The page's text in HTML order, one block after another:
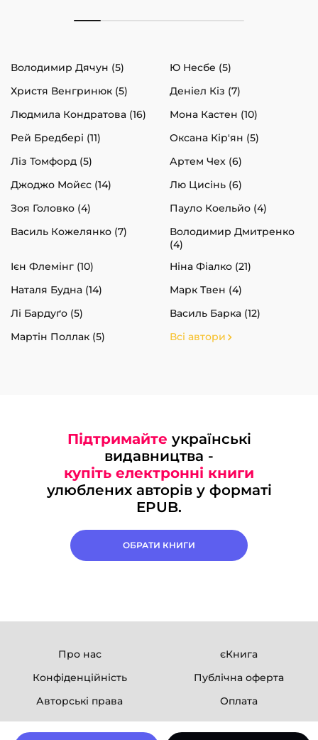
Володимир Дячун (5)
Ю Несбе (5)
Христя Венгринюк (5)
Деніел Кіз (7)
Людмила Кондратова (16)
Мона Кастен (10)
Рей Бредбері (11)
Оксана Кір'ян (5)
Ліз Томфорд (5)
Артем Чех (6)
Джоджо Мойєс (14)
Лю Цисінь (6)
Зоя Головко (4)
Пауло Коельйо (4)
Василь Кожелянко (7)
Володимир Дмитренко
(4)
Ієн Флемінг (10)
Ніна Фіалко (21)
Наталя Будна (14)
Марк Твен (4)
Лі Бардуґо (5)
Василь Барка (12)
Мартін Поллак (5)
Всі автори
Підтримайте українські
видавництва -
купіть електронні книги
улюблених авторів у форматі
EPUB.
ОБРАТИ КНИГИ
Про нас
єКнига
Конфіденційність
Публічна оферта
Авторські права
Оплата